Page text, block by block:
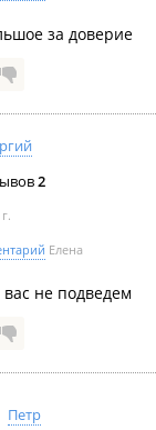
за доверие
2
Елена
не подведем
Петр